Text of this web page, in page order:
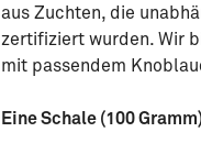
aus Zuchten, die
zertifiziert wurden. Wir
mit passendem
Eine Schale (100